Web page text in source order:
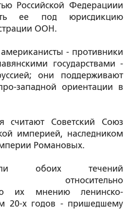
Российской Федерациии
ее под юрисдикцию
ООН.
- противники
государствами -
они поддерживают
западной ориентации в
считают Советский Союз
империей, наследником
Романовых.
обоих течений
относительно
их мнению ленинско-
20-х годов - пришедшему